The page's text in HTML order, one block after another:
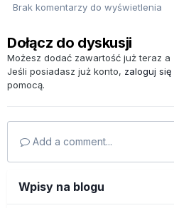
Brak komentarzy do wyświetlenia
Dołącz do dyskusji
Możesz dodać zawartość już teraz
Jeśli posiadasz już konto, zaloguj się
pomocą.
Add a comment...
Wpisy na blogu